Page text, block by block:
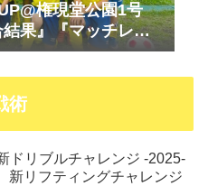
権現堂公園1号
果』『マッチレポ
術
ドリブルチャレンジ -2025-
リフティングチャレンジ